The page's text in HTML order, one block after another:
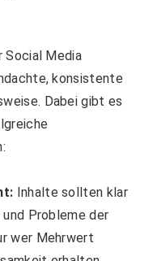
Social Media
konsistente
Dabei gibt es
Inhalte sollten klar
Probleme der
wer Mehrwert